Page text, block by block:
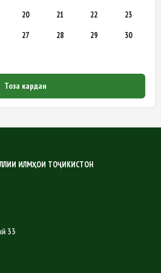
20 21 22
23
27 28 29
30
Тоза кардан
ИЛМҲОИ ТОҶИКИСТОН
33